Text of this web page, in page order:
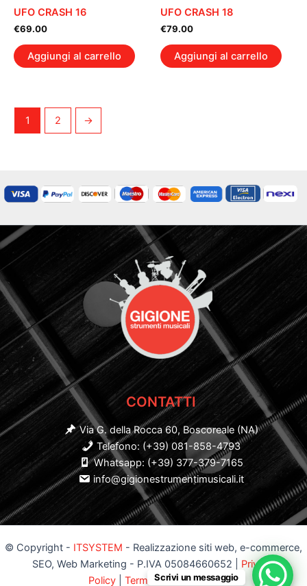
UFO CRASH 16
€69.00
Aggiungi al carrello
UFO CRASH 18
€79.00
Aggiungi al carrello
1 2 →
CONTATTI
Via G. della Rocca 60, Boscoreale (NA)
Telefono: (+39) 081-858-4793
Whatsapp: (+39) 377-379-7165
info@gigionestrumentimusicali.it
© Copyright - ITSYSTEM - Realizzazione siti web, e-commerce,
SEO, Web Marketing - P.IVA 05084660652 | Privacy
Policy
Termini e Condizioni
Scrivi un messaggio